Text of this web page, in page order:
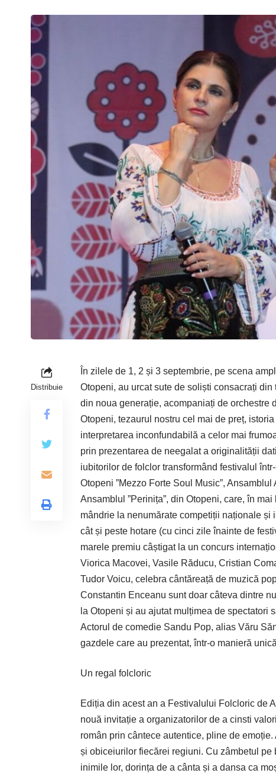
Distribuie
În zilele de 1, 2 și 3 septembrie, pe scena
Otopeni, au urcat sute de soliști consacrați
din noua generație, acompaniați de orchestre
Otopeni, tezaurul nostru cel mai de preț,
interpretarea inconfundabilă a celor mai
prin prezentarea de neegalat a originalității
iubitorilor de folclor transformând festivalul
Otopeni ­”Mezzo Forte ­Soul Music”,
Ansamblul ”Perinița”, din Otopeni, care, în
mândrie la nenumărate competiții naționale și
cât și peste hotare (cu cinci zile înainte de
marele premiu câștigat la un concurs
Viorica Macovei, Vasile Răducu, Cristian
Tudor Voicu, celebra cântăreață de muzică
Constantin Enceanu sunt doar câteva dintre
la Otopeni și au ajutat mulțimea de spectatori
Actorul de comedie Sandu Pop, alias Văru
gazdele care au prezentat, ­într-o manieră
Un regal folcloric
Ediția din acest an a Festivalului Folcloric de
nouă invitație a organizatorilor de a cinsti
român prin cântece autentice, pline de
și obiceiurilor fiecărei regiuni. Cu zâmbetul
inimile lor, dorința de a cânta și a dansa ca